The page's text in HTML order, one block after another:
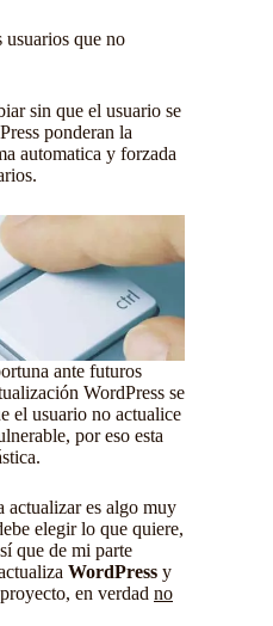
usuarios que no
sin que el usuario se
ponderan la
automatica y forzada
ante futuros
WordPress se
el usuario no actualice
por eso esta
actualizar es algo muy
elegir lo que quiere,
que de mi parte
WordPress y
en verdad no